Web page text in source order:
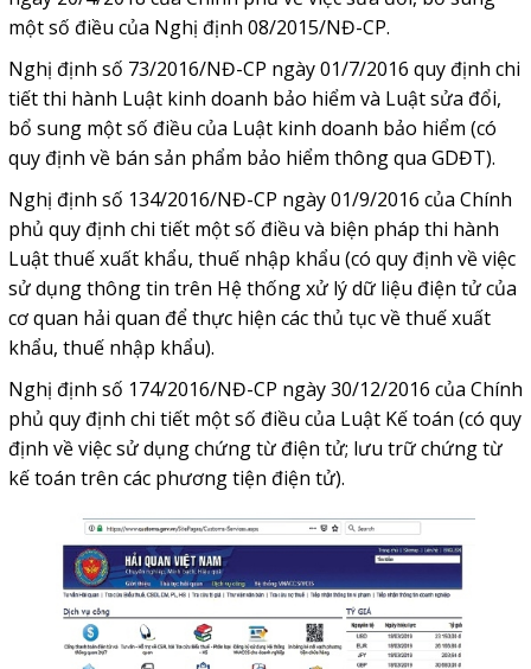
một số điều của Nghị định 08/2015/NĐ-CP.
Nghị định số 73/2016/NĐ-CP ngày 01/7/2016 quy định chi
tiết thi hành Luật kinh doanh bảo hiểm và Luật sửa đổi,
bổ sung một số điều của Luật kinh doanh bảo hiểm (có
quy định về bán sản phẩm bảo hiểm thông qua GDĐT).
Nghị định số 134/2016/NĐ-CP ngày 01/9/2016 của Chính
phủ quy định chi tiết một số điều và biện pháp thi hành
Luật thuế xuất khẩu, thuế nhập khẩu (có quy định về việc
sử dụng thông tin trên Hệ thống xử lý dữ liệu điện tử của
cơ quan hải quan để thực hiện các thủ tục về thuế xuất
khẩu, thuế nhập khẩu).
Nghị định số 174/2016/NĐ-CP ngày 30/12/2016 của Chính
phủ quy định chi tiết một số điều của Luật Kế toán (có quy
định về việc sử dụng chứng từ điện tử; lưu trữ chứng từ
kế toán trên các phương tiện điện tử).